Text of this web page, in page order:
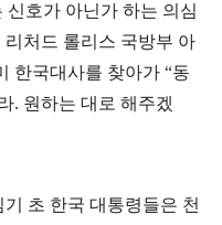
신호가 아닌가 하는 의심
리처드 롤리스 국방부 아
한국대사를 찾아가 “동
. 원하는 대로 해주겠
기 초 한국 대통령들은 천